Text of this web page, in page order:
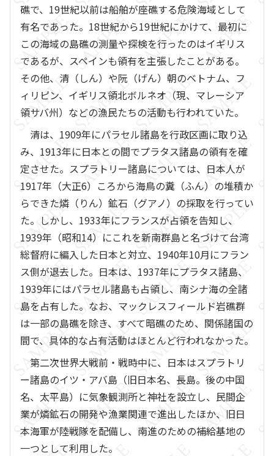
礁で、19世紀以前は船舶が座礁する危険海域として
有名であった。18世紀から19世紀にかけて、最初に
この海域の島礁の測量や探検を行ったのはイギリス
であるが、スペインも領有を主張したことがある。
その他、清（しん）や阮（げん）朝のベトナム、フ
ィリピン、イギリス領北ボルネオ（現、マレーシア
領サバ州）などの漁民たちの活動も行われていた。
清は、1909年にパラセル諸島を行政区画に取り込
み、1913年に日本との間でプラタス諸島の領有を確
定させた。スプラトリー諸島については、日本人が
1917年（大正6）ころから海鳥の糞（ふん）の堆積か
らできた燐（りん）鉱石（グアノ）の採取を行ってい
た。しかし、1933年にフランスが占領を告知し、
1939年（昭和14）にこれを新南群島と名づけて台湾
総督府に編入した日本と対立、1940年10月にフラン
ス側が退去した。日本は、1937年にプラタス諸島、
1939年にはパラセル諸島も占領し、南シナ海の全諸
島を占有した。なお、マックレスフィールド岩礁群
は一部の島礁を除き、すべて暗礁のため、関係諸国の
間で、具体的な占有活動はほとんど行われなかった。
第二次世界大戦前・戦時中に、日本はスプラトリ
ー諸島のイツ・アバ島（旧日本名、長島。後の中国
名、太平島）に気象観測所と神社を設立し、民間企
業が燐鉱石の開発や漁業関連で進出したほか、旧日
本海軍が陸戦隊を配備し、南進のための補給基地の
一つとして利用した。